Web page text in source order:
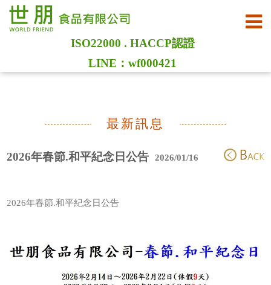
ISO22000 . HACCP認證
LINE：wf000421
最新訊息
2026年春節.和平紀念日公告2026/01/16
2026年春節.和平紀念日公告